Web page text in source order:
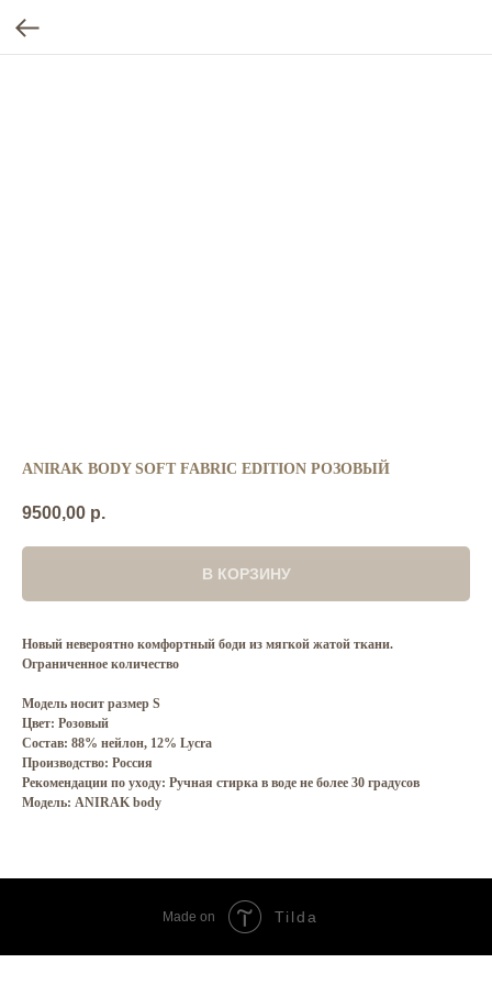
ANIRAK BODY SOFT FABRIC EDITION РОЗОВЫЙ
9500,00 р.
В КОРЗИНУ
Новый невероятно комфортный боди из мягкой жатой ткани.
Ограниченное количество
Модель носит размер S
Цвет: Розовый
Состав: 88% нейлон, 12% Lycra
Производство: Россия
Рекомендации по уходу: Ручная стирка в воде не более 30 градусов
Модель: ANIRAK body
Made on Tilda